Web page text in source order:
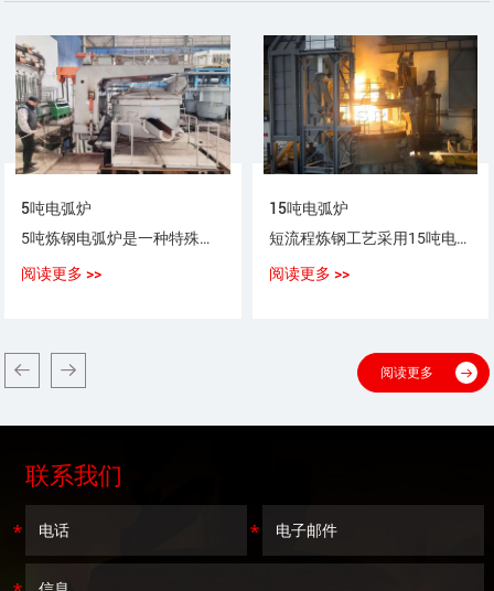
5吨电弧炉
5吨炼钢电弧炉是一种特殊用途以电弧为热源，以废钢（铁）为原料，生产普通钢、优质碳素钢、合金钢、不锈钢的设备。
阅读更多 >>
15吨电弧炉
短流程炼钢工艺采用15吨电弧炉，采用100%废钢或废钢+铁水（生铁），或废钢+海绵铁（DRI）作为炼钢原料。
阅读更多 >>
阅读更多
联系我们